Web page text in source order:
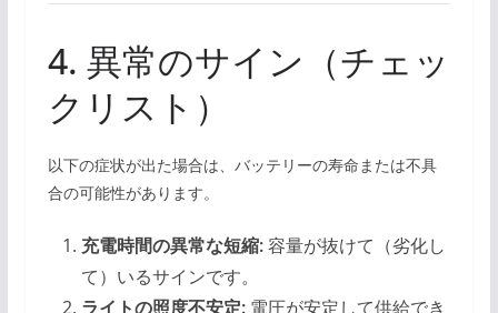
4. 異常のサイン（チェッ
クリスト）
以下の症状が出た場合は、バッテリーの寿命または不具
合の可能性があります。
充電時間の異常な短縮:容量が抜けて（劣化し
て）いるサインです。
ライトの照度不安定:電圧が安定して供給でき